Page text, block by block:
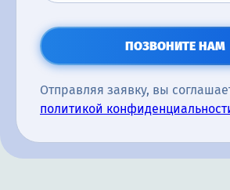
ПОЗВОНИТЕ НАМ
Отправляя заявку, вы
политикой